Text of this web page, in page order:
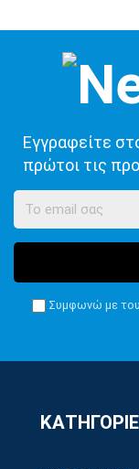
Εγγραφείτε
πρώτοι τις
Συμφωνώ με